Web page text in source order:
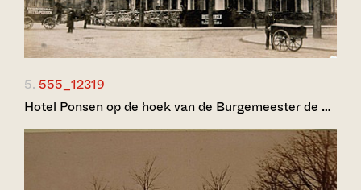
5. 555_12319
Hotel Ponsen op de hoek van de Burgemeester de …